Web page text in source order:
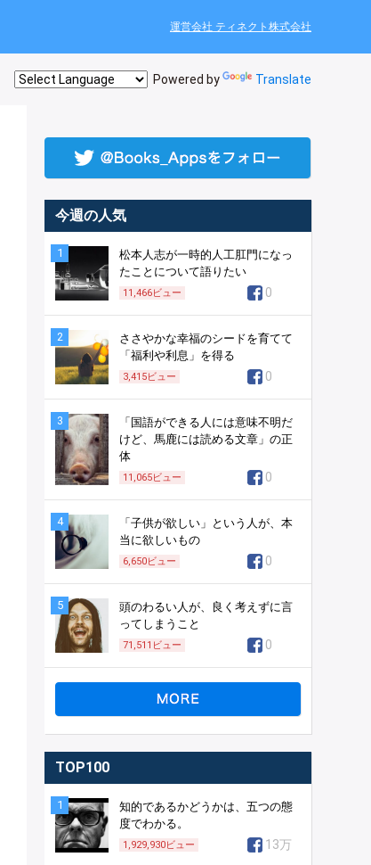
運営会社 ティネクト株式会社
Powered by Translate
今週の人気
1
松本人志が一時的人工肛門になっ
たことについて語りたい
11,466ビュー 0
2
ささやかな幸福のシードを育てて
「福利や利息」を得る
3,415ビュー 0
3
「国語ができる人には意味不明だ
けど、馬鹿には読める文章」の正
体
11,065ビュー 0
4
「子供が欲しい」という人が、本
当に欲しいもの
6,650ビュー 0
5
頭のわるい人が、良く考えずに言
ってしまうこと
71,511 ビュー 0
TOP100
1
知的であるかどうかは、五つの態
度でわかる。
1,929,930ビュー 13万